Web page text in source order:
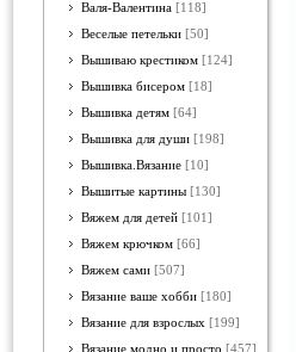
Валя-Валентина [118]
Веселые петельки [50]
Вышиваю крестиком [124]
Вышивка бисером [18]
Вышивка детям [64]
Вышивка для души [198]
Вышивка.Вязание [10]
Вышитые картины [130]
Вяжем для детей [101]
Вяжем крючком [66]
Вяжем сами [507]
Вязание ваше хобби [180]
Вязание для взрослых [199]
Вязание модно и просто [457]